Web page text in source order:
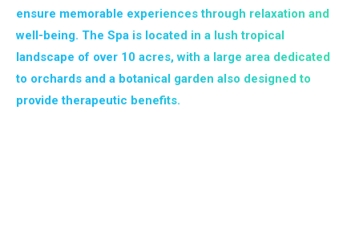
ensure memorable experiences through relaxation and
well-being. The Spa is located in a lush tropical
landscape of over 10 acres, with a large area dedicated
to orchards and a botanical garden also designed to
provide therapeutic benefits.